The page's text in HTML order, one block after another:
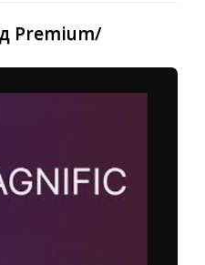
Premium/